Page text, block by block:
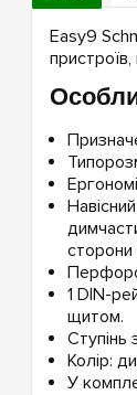
Easy9
сторони
1 DIN-
щитом.
Ступінь
Колір:
У